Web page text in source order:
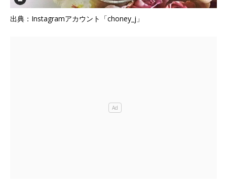
出典：Instagramアカウント「choney_j」